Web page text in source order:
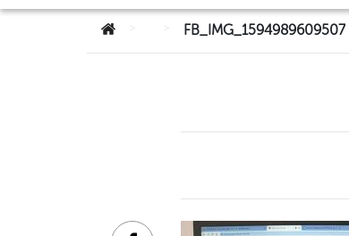
Você está aqui:FB_IMG_1594989609507